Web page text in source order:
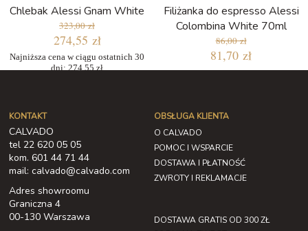
Chlebak Alessi Gnam White
323,00 zł
274,55 zł
Najniższa cena w ciągu ostatnich 30
dni: 274,55 zł
Filiżanka do espresso Alessi
Colombina White 70ml
86,00 zł
81,70 zł
KONTAKT
CALVADO
tel 22 620 05 05
kom. 601 44 71 44
mail: calvado@calvado.com
Adres showroomu
Graniczna 4
00-130 Warszawa
OBSŁUGA KLIENTA
O CALVADO
POMOC I WSPARCIE
DOSTAWA I PŁATNOŚĆ
ZWROTY I REKLAMACJE
DOSTAWA GRATIS OD 300 ZŁ